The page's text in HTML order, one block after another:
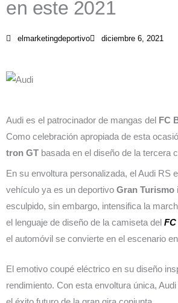
en este 2021
elmarketingdeportivo diciembre 6, 2021
Audi es el patrocinador de mangas del FC
Como celebración apropiada de esta
tron GT basada en el diseño de la tercera
En su envoltura personalizada, el Audi RS
vehículo ya es un deportivo Gran Turismo
esculpido, sin embargo, intensifica la
el lenguaje de diseño de la camiseta del
el automóvil se convierte en el escenario
El emotivo coupé eléctrico en su diseño
rendimiento. Con esta envoltura única,